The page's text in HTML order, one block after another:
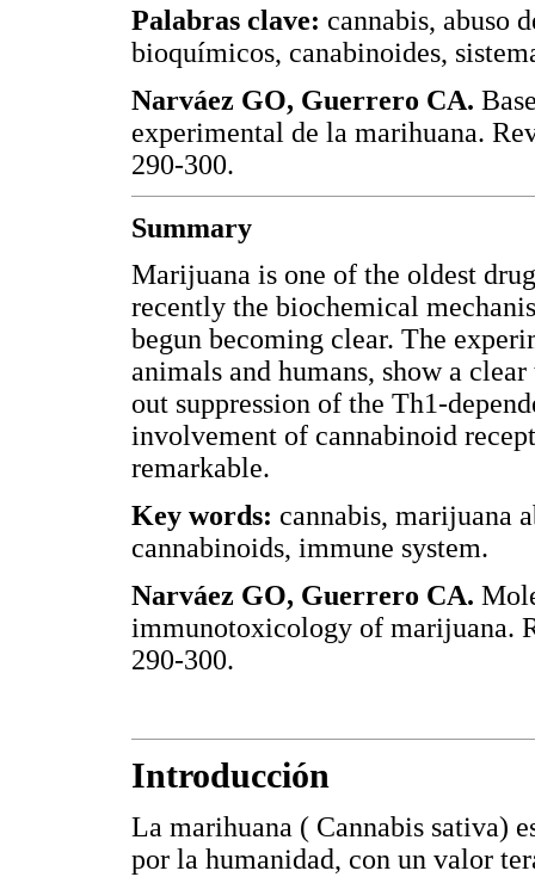
Palabras clave: cannabis, abuso
bioquímicos, canabinoides,
Narváez GO, Guerrero CA.
experimental de la marihuana.
290-300.
Summary
Marijuana is one of the oldest
recently the biochemical
begun becoming clear. The
animals and humans, show a
out suppression of the Th1-
involvement of cannabinoid
remarkable.
Key words: cannabis, marijuana
cannabi­noids, immune system.
Narváez GO, Guerrero CA.
immunotoxicology of marijuana.
290-300.
Introducción
La marihuana ( Cannabis sativa)
por la humanidad, con un valor